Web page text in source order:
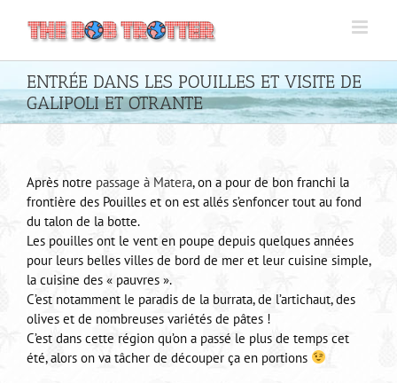
contenu
ENTRÉE DANS LES POUILLES ET VISITE DE
GALIPOLI ET OTRANTE
Après notre passage à Matera, on a pour de bon franchi la
frontière des Pouilles et on est allés s’enfoncer tout au fond
du talon de la botte.
Les pouilles ont le vent en poupe depuis quelques années
pour leurs belles villes de bord de mer et leur cuisine simple,
la cuisine des « pauvres ».
C’est notamment le paradis de la burrata, de l’artichaut, des
olives et de nombreuses variétés de pâtes !
C’est dans cette région qu’on a passé le plus de temps cet
été, alors on va tâcher de découper ça en portions